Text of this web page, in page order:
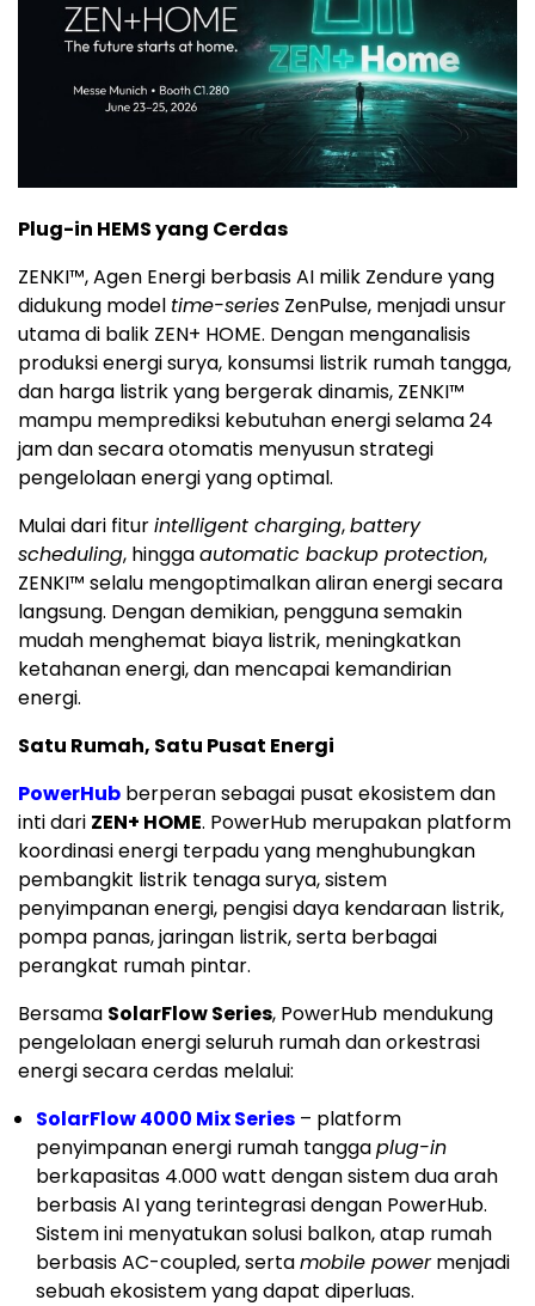
Plug-in HEMS yang Cerdas
ZENKI™, Agen Energi berbasis AI milik Zendure yang
didukung model time-series ZenPulse, menjadi unsur
utama di balik ZEN+ HOME. Dengan menganalisis
produksi energi surya, konsumsi listrik rumah tangga,
dan harga listrik yang bergerak dinamis, ZENKI™
mampu memprediksi kebutuhan energi selama 24
jam dan secara otomatis menyusun strategi
pengelolaan energi yang optimal.
Mulai dari fiturintelligent charging,battery
scheduling, hinggaautomatic backup protection,
ZENKI™ selalu mengoptimalkan aliran energi secara
langsung. Dengan demikian, pengguna semakin
mudah menghemat biaya listrik, meningkatkan
ketahanan energi, dan mencapai kemandirian
energi.
Satu Rumah, Satu Pusat Energi
PowerHub berperan sebagai pusat ekosistem dan
inti dari ZEN+ HOME. PowerHub merupakan platform
koordinasi energi terpadu yang menghubungkan
pembangkit listrik tenaga surya, sistem
penyimpanan energi, pengisi daya kendaraan listrik,
pompa panas, jaringan listrik, serta berbagai
perangkat rumah pintar.
Bersama SolarFlow Series, PowerHub mendukung
pengelolaan energi seluruh rumah dan orkestrasi
energi secara cerdas melalui:
SolarFlow 4000 Mix Series – platform
penyimpanan energi rumah tanggaplug-in
berkapasitas 4.000 watt dengan sistem dua arah
berbasis AI yang terintegrasi dengan PowerHub.
Sistem ini menyatukan solusi balkon, atap rumah
berbasis AC-coupled, sertamobile powermenjadi
sebuah ekosistem yang dapat diperluas.